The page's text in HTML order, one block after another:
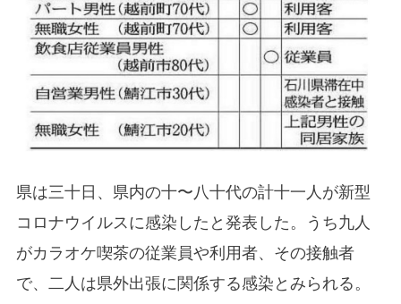
県は三十日、県内の十〜八十代の計十一人が新型
コロナウイルスに感染したと発表した。うち九人
がカラオケ喫茶の従業員や利用者、その接触者
で、二人は県外出張に関係する感染とみられる。